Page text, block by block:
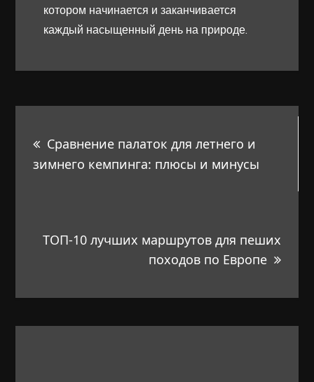
котором начинается и заканчивается
каждый насыщенный день на природе.
по
Сравнение палаток для летнего и
зимнего кемпинга: плюсы и минусы
ТОП-10 лучших маршрутов для пеших
походов по Европе